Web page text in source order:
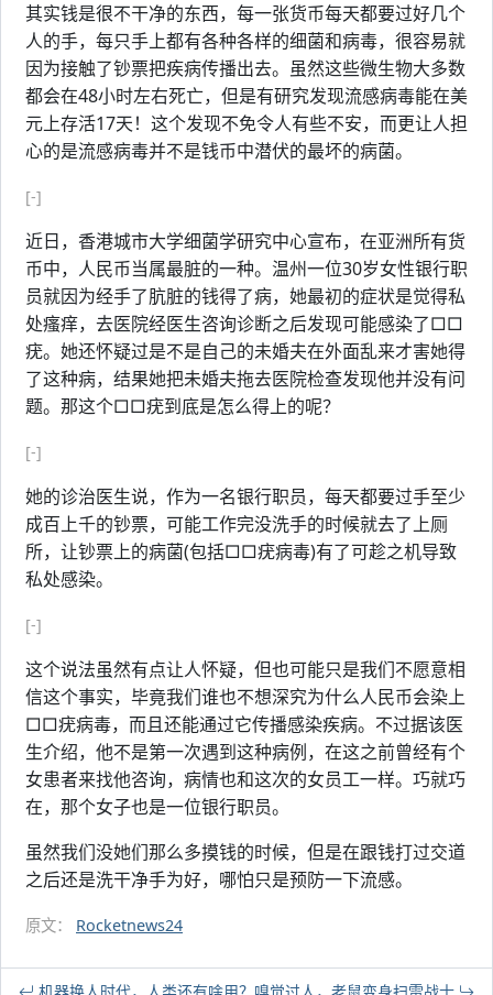
其实钱是很不干净的东西，每一张货币每天都要过好几个
人的手，每只手上都有各种各样的细菌和病毒，很容易就
因为接触了钞票把疾病传播出去。虽然这些微生物大多数
都会在48小时左右死亡，但是有研究发现流感病毒能在美
元上存活17天！这个发现不免令人有些不安，而更让人担
心的是流感病毒并不是钱币中潜伏的最坏的病菌。
[-]
近日，香港城市大学细菌学研究中心宣布，在亚洲所有货
币中，人民币当属最脏的一种。温州一位30岁女性银行职
员就因为经手了肮脏的钱得了病，她最初的症状是觉得私
处瘙痒，去医院经医生咨询诊断之后发现可能感染了□□
疣。她还怀疑过是不是自己的未婚夫在外面乱来才害她得
了这种病，结果她把未婚夫拖去医院检查发现他并没有问
题。那这个□□疣到底是怎么得上的呢？
[-]
她的诊治医生说，作为一名银行职员，每天都要过手至少
成百上千的钞票，可能工作完没洗手的时候就去了上厕
所，让钞票上的病菌(包括□□疣病毒)有了可趁之机导致
私处感染。
[-]
这个说法虽然有点让人怀疑，但也可能只是我们不愿意相
信这个事实，毕竟我们谁也不想深究为什么人民币会染上
□□疣病毒，而且还能通过它传播感染疾病。不过据该医
生介绍，他不是第一次遇到这种病例，在这之前曾经有个
女患者来找他咨询，病情也和这次的女员工一样。巧就巧
在，那个女子也是一位银行职员。
虽然我们没她们那么多摸钱的时候，但是在跟钱打过交道
之后还是洗干净手为好，哪怕只是预防一下流感。
原文： Rocketnews24